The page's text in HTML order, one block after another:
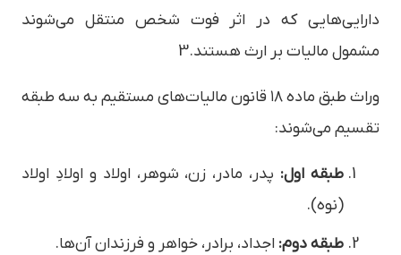
دارایی‌هایی که در اثر فوت شخص منتقل می‌شوند
مشمول مالیات بر ارث هستند.3
وراث طبق ماده ۱۸ قانون مالیات‌های مستقیم به سه طبقه
تقسیم می‌شوند:
طبقه اول: پدر، مادر، زن، شوهر، اولاد و اولادِ اولاد
(نوه).
طبقه دوم: اجداد، برادر، خواهر و فرزندان آن‌ها.